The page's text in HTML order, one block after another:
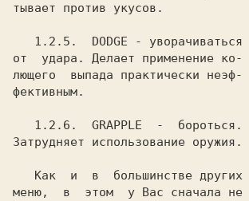
тывает против укусов.
1.2.5.
  DODGE
- уворачиваться
от  удара. Делает применение ко-
лющего  выпада практически неэф-
фективным.
1.2.6.
  GRAPPLE
  -  бороться.
Затрудняет использование оружия.
меню,  в  этом  у Вас сначала не